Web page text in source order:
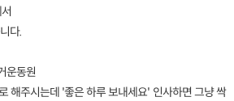
다.
운동원
해주시는데 '좋은 하루 보내세요' 인사하면 그냥 싹